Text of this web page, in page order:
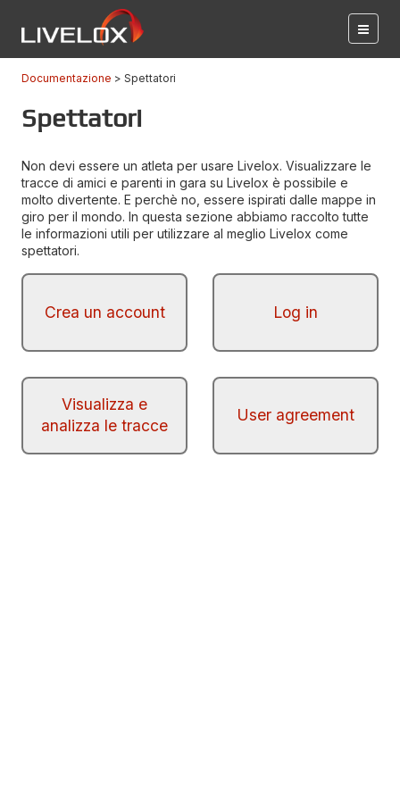
Documentazione Spettatori
Spettatori
Non devi essere un atleta per usare Livelox. Visualizzare le
tracce di amici e parenti in gara su Livelox è possibile e
molto divertente. E perchè no, essere ispirati dalle mappe in
giro per il mondo. In questa sezione abbiamo raccolto tutte
le informazioni utili per utilizzare al meglio Livelox come
spettatori.
Crea un account Log in
Visualizza e
analizza le tracce
User agreement